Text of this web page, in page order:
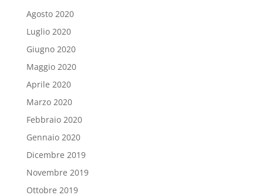
Agosto 2020
Luglio 2020
Giugno 2020
Maggio 2020
Aprile 2020
Marzo 2020
Febbraio 2020
Gennaio 2020
Dicembre 2019
Novembre 2019
Ottobre 2019